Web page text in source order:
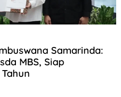
Samarinda:
MBS, Siap